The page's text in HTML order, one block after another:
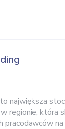
największa
regionie, która
pracodawców na